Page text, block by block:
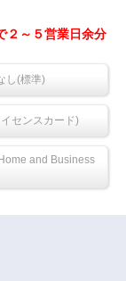
２～５営業日余分
し(標準)
センスカード)
and Business